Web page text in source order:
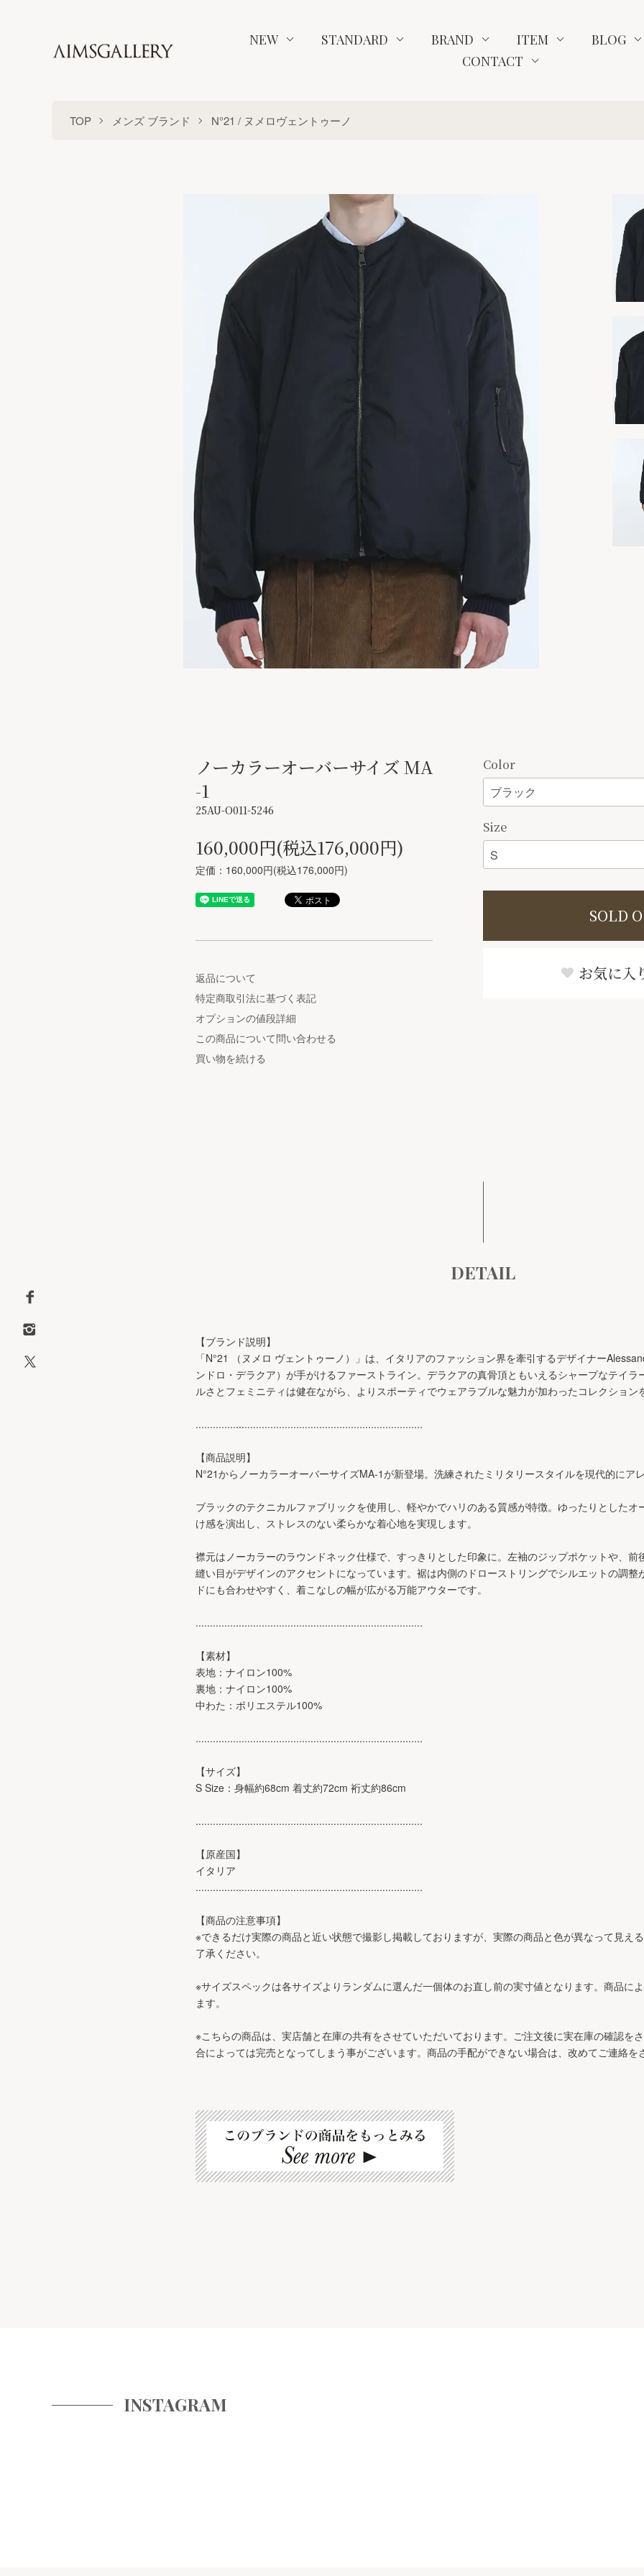
NEW STANDARD BRAND ITEM
BLOG
CONTACT
TOP メンズ ブランド N°21 / ヌメロヴェントゥーノ
ノーカラーオーバーサイズ MA
-1
25AU-O011-5246
160,000円(税込176,000円)
定価：160,000円(税込176,000円)
返品について
特定商取引法に基づく表記
オプションの値段詳細
この商品について問い合わせる
買い物を続ける
Color
Size
SOLD
お気に入
DETAIL
【ブランド説明】
「N°21 （ヌメロ ヴェントゥーノ）」は、イタリアのファッション界を牽引するデザイナー
ンドロ・デラクア）が手がけるファーストライン。デラクアの真骨頂ともいえるシャープなテイラ
ルさとフェミニティは健在ながら、よりスポーティでウェアラブルな魅力が加わったコレクション
...............................................................................
【商品説明】
N°21からノーカラーオーバーサイズMA-1が新登場。洗練されたミリタリースタイルを現代的にア
ブラックのテクニカルファブリックを使用し、軽やかでハリのある質感が特徴。ゆったりとしたオ
け感を演出し、ストレスのない柔らかな着心地を実現します。
襟元はノーカラーのラウンドネック仕様で、すっきりとした印象に。左袖のジップポケットや、前
縫い目がデザインのアクセントになっています。裾は内側のドローストリングでシルエットの調整
ドにも合わせやすく、着こなしの幅が広がる万能アウターです。
...............................................................................
【素材】
表地：ナイロン100%
裏地：ナイロン100%
中わた：ポリエステル100%
...............................................................................
【サイズ】
S Size：身幅約68cm 着丈約72cm 裄丈約86cm
...............................................................................
【原産国】
イタリア
...............................................................................
【商品の注意事項】
※できるだけ実際の商品と近い状態で撮影し掲載しておりますが、実際の商品と色が異なって見え
了承ください。
※サイズスペックは各サイズよりランダムに選んだ一個体のお直し前の実寸値となります。商品に
ます。
※こちらの商品は、実店舗と在庫の共有をさせていただいております。ご注文後に実在庫の確認を
合によっては完売となってしまう事がございます。商品の手配ができない場合は、改めてご連絡を
INSTAGRAM